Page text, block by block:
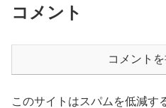
コメント
コメント
このサイトはスパムを低減す